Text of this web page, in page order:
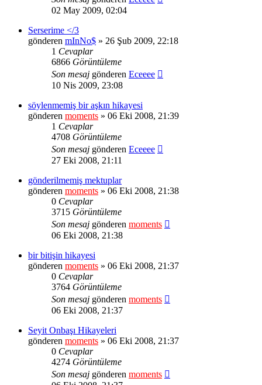
02 May 2009, 02:04
Serserime </3
gönderen mInNo$ » 26 Şub 2009, 22:18
1 Cevaplar
6866 Görüntüleme
Son mesaj gönderen Eceeee
10 Nis 2009, 23:08
söylenmemiş bir aşkın hikayesi
gönderen moments » 06 Eki 2008, 21:39
1 Cevaplar
4708 Görüntüleme
Son mesaj gönderen Eceeee
27 Eki 2008, 21:11
gönderilmemiş mektuplar
gönderen moments » 06 Eki 2008, 21:38
0 Cevaplar
3715 Görüntüleme
Son mesaj gönderen moments
06 Eki 2008, 21:38
bir bitişin hikayesi
gönderen moments » 06 Eki 2008, 21:37
0 Cevaplar
3764 Görüntüleme
Son mesaj gönderen moments
06 Eki 2008, 21:37
Seyit Onbaşı Hikayeleri
gönderen moments » 06 Eki 2008, 21:37
0 Cevaplar
4274 Görüntüleme
Son mesaj gönderen moments